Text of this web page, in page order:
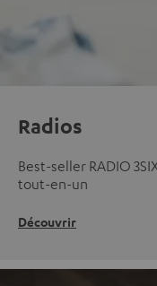
Radios
Best-seller RADIO
tout-en-un
Découvrir